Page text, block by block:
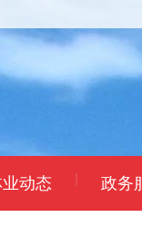
动态 | 政务